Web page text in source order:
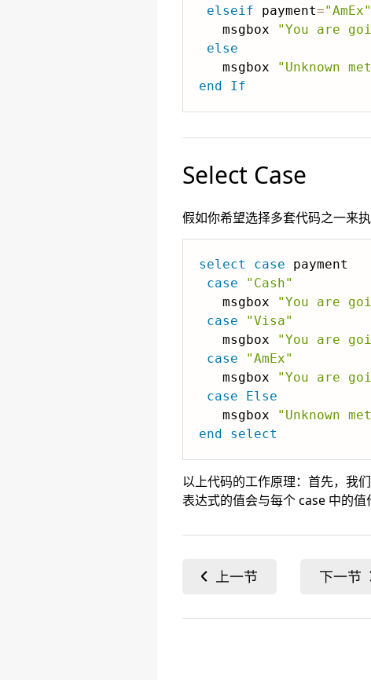
elseif payment="AmEx"
   msgbox
"You are
else
   msgbox
"Unknown
end
If
Select Case
假如你希望选择多套代码之一来执
select case payment
case
"Cash"
   msgbox
"You are
case
"Visa"
   msgbox
"You are
case
"AmEx"
   msgbox
"You are
case
Else
   msgbox
"Unknown
end
select
以上代码的工作原理：首先，我
表达式的值会与每个 case 中的值